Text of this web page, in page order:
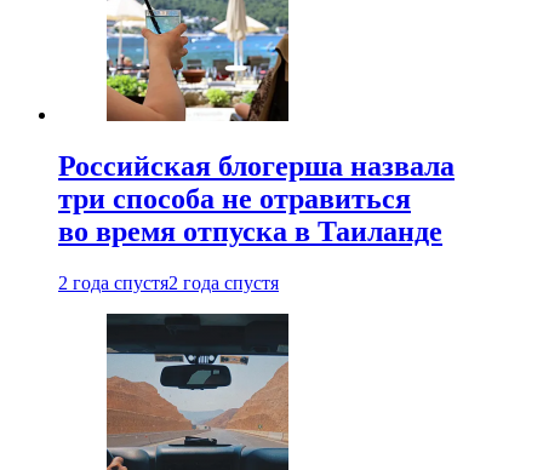
Российская блогерша назвала
три способа не отравиться
во время отпуска в Таиланде
2 года спустя2 года спустя